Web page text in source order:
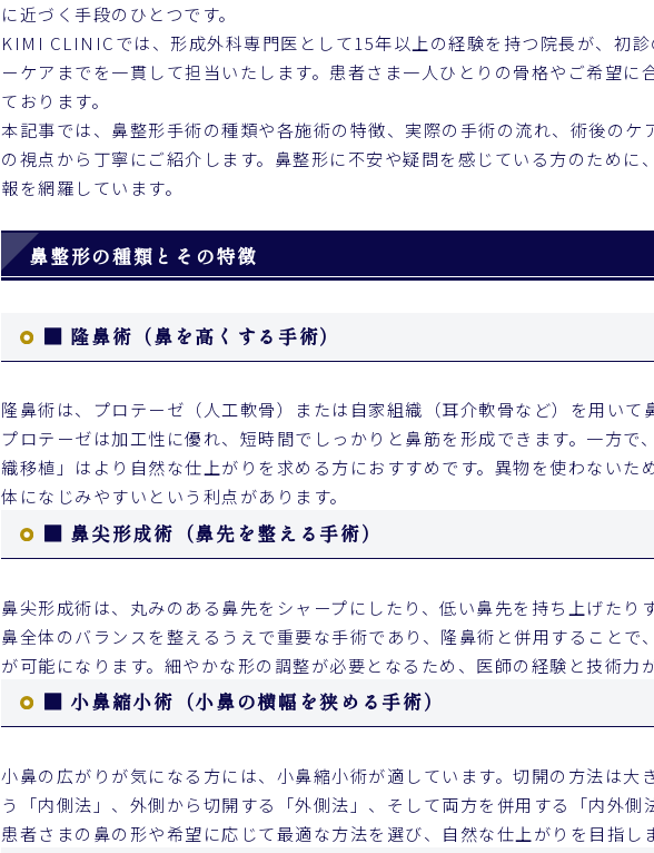
に近づく手段のひとつです。
KIMI CLINICでは、形成外科専門医として15年以上の経験を持つ院長が、初
ーケアまでを一貫して担当いたします。患者さま一人ひとりの骨格やご希望に
ております。
本記事では、鼻整形手術の種類や各施術の特徴、実際の手術の流れ、術後のケ
の視点から丁寧にご紹介します。鼻整形に不安や疑問を感じている方のために
報を網羅しています。
鼻整形の種類とその特徴
■ 隆鼻術（鼻を高くする手術）
隆鼻術は、プロテーゼ（人工軟骨）または自家組織（耳介軟骨など）を用いて
プロテーゼは加工性に優れ、短時間でしっかりと鼻筋を形成できます。一方で
織移植」はより自然な仕上がりを求める方におすすめです。異物を使わないた
体になじみやすいという利点があります。
■ 鼻尖形成術（鼻先を整える手術）
鼻尖形成術は、丸みのある鼻先をシャープにしたり、低い鼻先を持ち上げたり
鼻全体のバランスを整えるうえで重要な手術であり、隆鼻術と併用することで
が可能になります。細やかな形の調整が必要となるため、医師の経験と技術力
■ 小鼻縮小術（小鼻の横幅を狭める手術）
小鼻の広がりが気になる方には、小鼻縮小術が適しています。切開の方法は大
う「内側法」、外側から切開する「外側法」、そして両方を併用する「内外側
患者さまの鼻の形や希望に応じて最適な方法を選び、自然な仕上がりを目指しま